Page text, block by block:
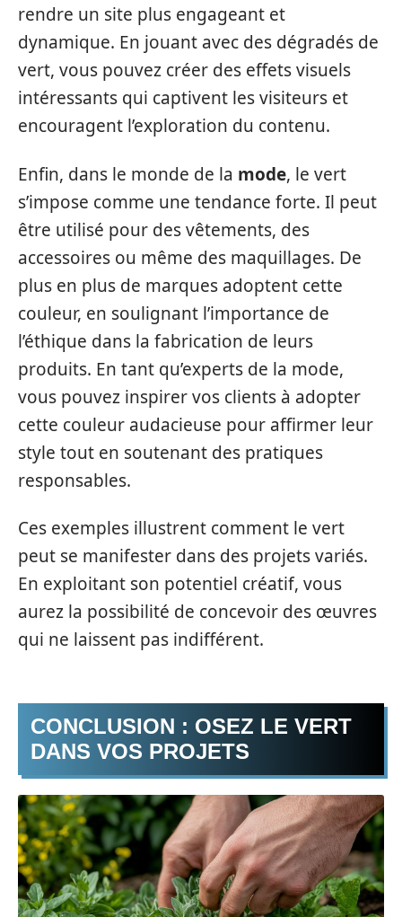
rendre un site plus engageant et
dynamique. En jouant avec des dégradés de
vert, vous pouvez créer des effets visuels
intéressants qui captivent les visiteurs et
encouragent l’exploration du contenu.
Enfin, dans le monde de la mode, le vert
s’impose comme une tendance forte. Il peut
être utilisé pour des vêtements, des
accessoires ou même des maquillages. De
plus en plus de marques adoptent cette
couleur, en soulignant l’importance de
l’éthique dans la fabrication de leurs
produits. En tant qu’experts de la mode,
vous pouvez inspirer vos clients à adopter
cette couleur audacieuse pour affirmer leur
style tout en soutenant des pratiques
responsables.
Ces exemples illustrent comment le vert
peut se manifester dans des projets variés.
En exploitant son potentiel créatif, vous
aurez la possibilité de concevoir des œuvres
qui ne laissent pas indifférent.
CONCLUSION : OSEZ LE VERT
DANS VOS PROJETS